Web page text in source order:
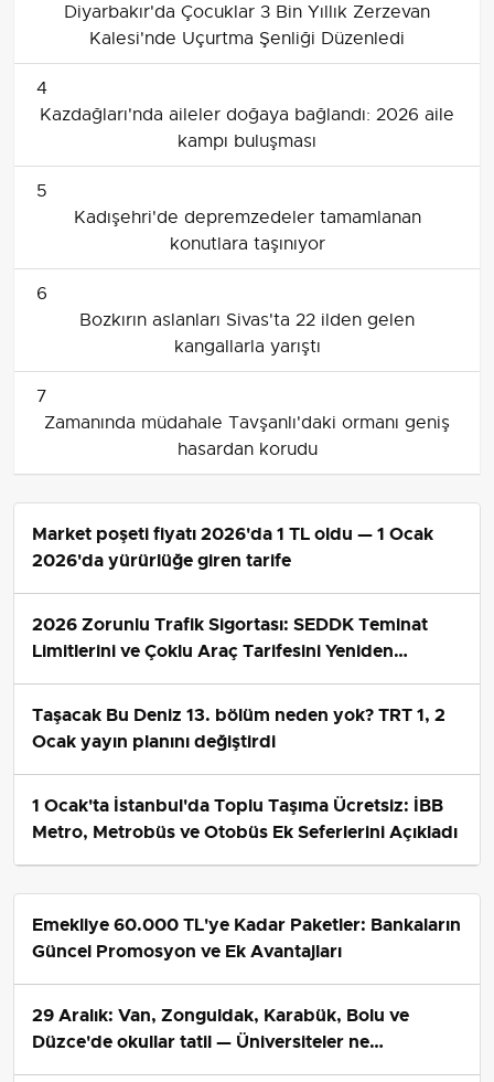
Diyarbakır'da Çocuklar 3 Bin Yıllık Zerzevan
Kalesi'nde Uçurtma Şenliği Düzenledi
4
Kazdağları'nda aileler doğaya bağlandı: 2026 aile
kampı buluşması
5
Kadışehri'de depremzedeler tamamlanan
konutlara taşınıyor
6
Bozkırın aslanları Sivas'ta 22 ilden gelen
kangallarla yarıştı
7
Zamanında müdahale Tavşanlı'daki ormanı geniş
hasardan korudu
Market poşeti fiyatı 2026'da 1 TL oldu — 1 Ocak
2026'da yürürlüğe giren tarife
2026 Zorunlu Trafik Sigortası: SEDDK Teminat
Limitlerini ve Çoklu Araç Tarifesini Yeniden
Belirledi
Taşacak Bu Deniz 13. bölüm neden yok? TRT 1, 2
Ocak yayın planını değiştirdi
1 Ocak'ta İstanbul'da Toplu Taşıma Ücretsiz: İBB
Metro, Metrobüs ve Otobüs Ek Seferlerini Açıkladı
Emekliye 60.000 TL'ye Kadar Paketler: Bankaların
Güncel Promosyon ve Ek Avantajları
29 Aralık: Van, Zonguldak, Karabük, Bolu ve
Düzce'de okullar tatil — Üniversiteler ne
durumda?